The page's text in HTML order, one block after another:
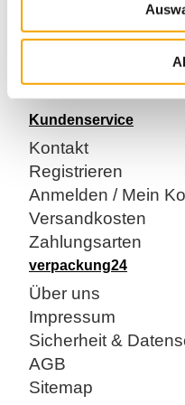
zu 1000 Stk/Ktn. verpackt
Kundenservice
Kontakt
Registrieren
Anmelden / Mein
Versandkosten
Zahlungsarten
verpackung24
Über uns
Impressum
Sicherheit &
AGB
Sitemap